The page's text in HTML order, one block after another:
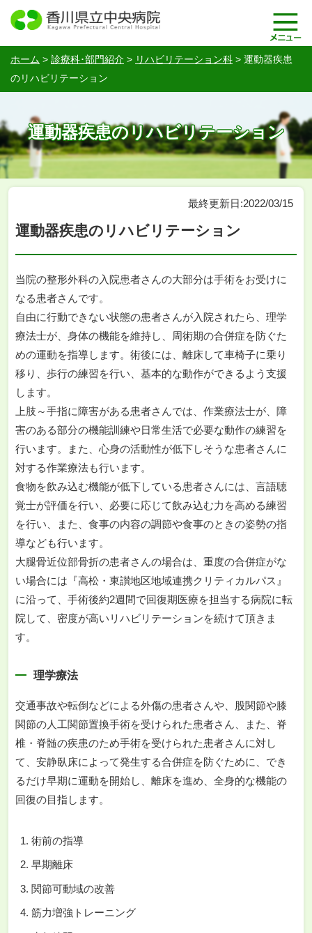
ホーム > 診療科･部門紹介 > リハビリテーション科 > 運動器疾患
のリハビリテーション
運動器疾患のリハビリテーション
最終更新日:2022/03/15
運動器疾患のリハビリテーション
当院の整形外科の入院患者さんの大部分は手術をお受けに
なる患者さんです。
自由に行動できない状態の患者さんが入院されたら、理学
療法士が、身体の機能を維持し、周術期の合併症を防ぐた
めの運動を指導します。術後には、離床して車椅子に乗り
移り、歩行の練習を行い、基本的な動作ができるよう支援
します。
上肢～手指に障害がある患者さんでは、作業療法士が、障
害のある部分の機能訓練や日常生活で必要な動作の練習を
行います。また、心身の活動性が低下しそうな患者さんに
対する作業療法も行います。
食物を飲み込む機能が低下している患者さんには、言語聴
覚士が評価を行い、必要に応じて飲み込む力を高める練習
を行い、また、食事の内容の調節や食事のときの姿勢の指
導なども行います。
大腿骨近位部骨折の患者さんの場合は、重度の合併症がな
い場合には『高松・東讃地区地域連携クリティカルパス』
に沿って、手術後約2週間で回復期医療を担当する病院に転
院して、密度が高いリハビリテーションを続けて頂きま
す。
理学療法
交通事故や転倒などによる外傷の患者さんや、股関節や膝
関節の人工関節置換手術を受けられた患者さん、また、脊
椎・脊髄の疾患のため手術を受けられた患者さんに対し
て、安静臥床によって発生する合併症を防ぐために、でき
るだけ早期に運動を開始し、離床を進め、全身的な機能の
回復の目指します。
術前の指導
早期離床
関節可動域の改善
筋力増強トレーニング